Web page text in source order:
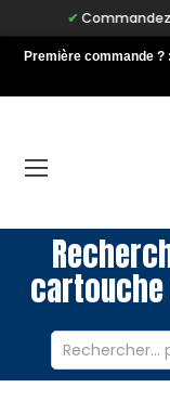
Commandez
Première commande ? :